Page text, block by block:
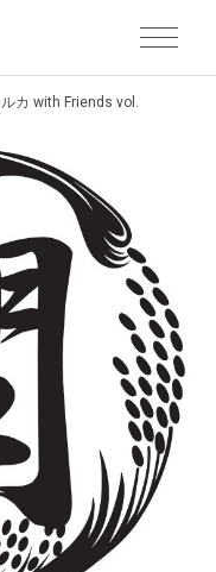
カ with Friends vol.19 ～あい